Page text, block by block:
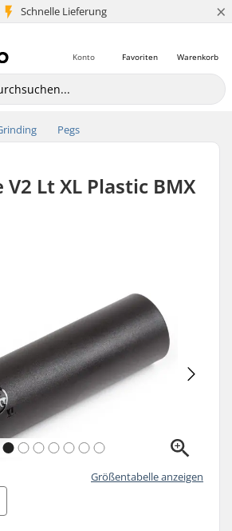
Schnelle Lieferung
5+ Mio. Kunden ×
Warenkorb
Favoriten
Konto
Pegs
V2 Lt XL Plastic BMX
Größentabelle anzeigen